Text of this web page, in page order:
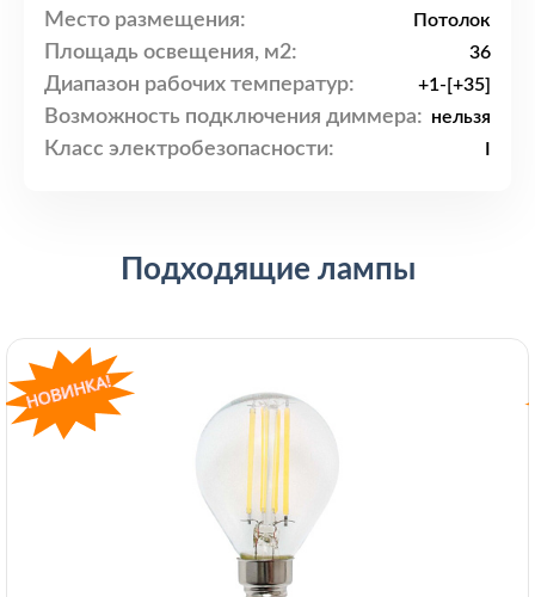
Место размещения: Потолок
Площадь освещения, м2: 36
Диапазон рабочих температур: +1-[+35]
Возможность подключения диммера: нельзя
Класс электробезопасности:
Подходящие лампы